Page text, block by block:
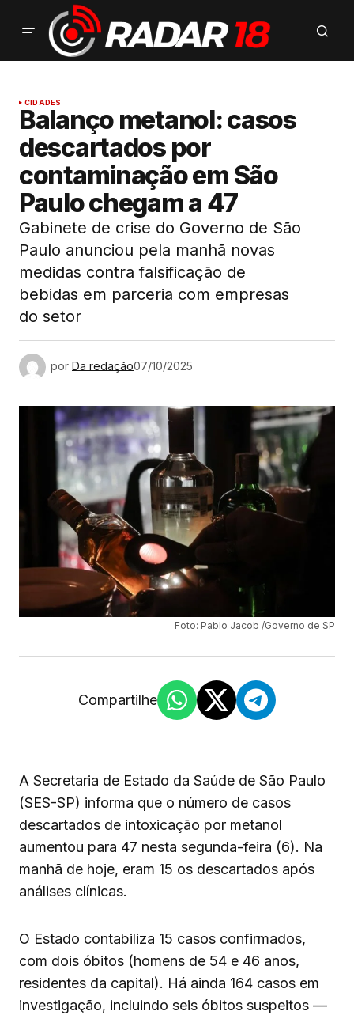
CIDADES
Balanço metanol: casos
descartados por
contaminação em São
Paulo chegam a 47
Gabinete de crise do Governo de São
Paulo anunciou pela manhã novas
medidas contra falsificação de
bebidas em parceria com empresas
do setor
por Da redação07/10/2025
Foto: Pablo Jacob /Governo de SP
Compartilhe
A Secretaria de Estado da Saúde de São Paulo
(SES-SP) informa que o número de casos
descartados de intoxicação por metanol
aumentou para 47 nesta segunda-feira (6). Na
manhã de hoje, eram 15 os descartados após
análises clínicas.
O Estado contabiliza 15 casos confirmados,
com dois óbitos (homens de 54 e 46 anos,
residentes da capital). Há ainda 164 casos em
investigação, incluindo seis óbitos suspeitos —